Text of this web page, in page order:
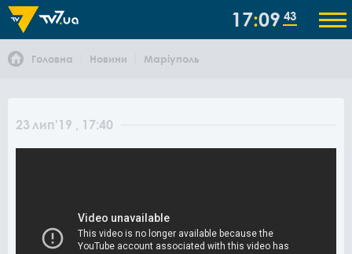
17 09 43
Головна Новини Маріуполь
23 лип'19 , 17:40